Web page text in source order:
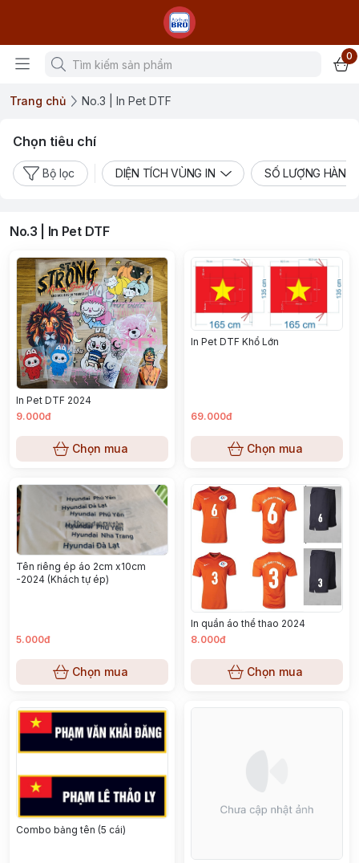
0
Trang chủ No.3 | In Pet DTF
Chọn tiêu chí
Bộ lọc DIỆN TÍCH VÙNG IN SỐ LƯỢNG HÀNG
No.3 | In Pet DTF
In Pet DTF 2024
9.000đ
Chọn mua
In Pet DTF Khổ Lớn
69.000đ
Chọn mua
Tên riêng ép áo 2cm x10cm
-2024 (Khách tự ép)
5.000đ
Chọn mua
In quần áo thể thao 2024
8.000đ
Chọn mua
Combo bảng tên (5 cái)